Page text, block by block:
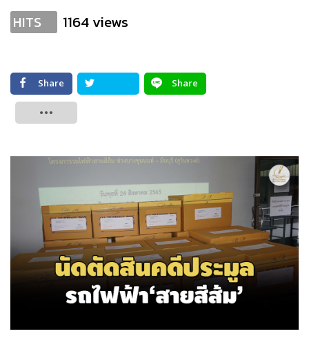
HITS 1164 views
Share
Share